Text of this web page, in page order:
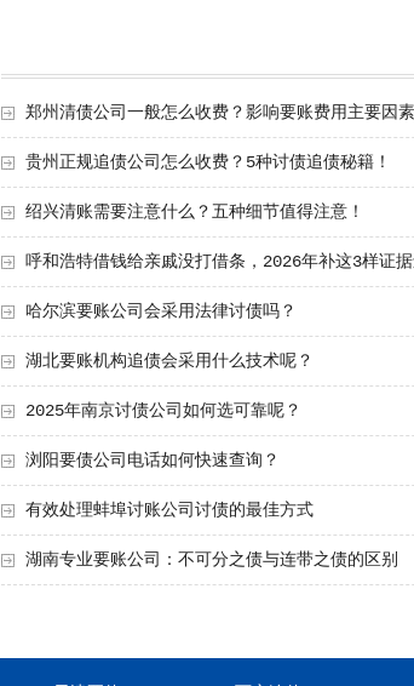
郑州清债公司一般怎么收费？影响要账费用主要因素
贵州正规追债公司怎么收费？5种讨债追债秘籍！
绍兴清账需要注意什么？五种细节值得注意！
呼和浩特借钱给亲戚没打借条，2026年补这3样证
哈尔滨要账公司会采用法律讨债吗？
湖北要账机构追债会采用什么技术呢？
2025年南京讨债公司如何选可靠呢？
浏阳要债公司电话如何快速查询？
有效处理蚌埠讨账公司讨债的最佳方式
湖南专业要账公司：不可分之债与连带之债的区别